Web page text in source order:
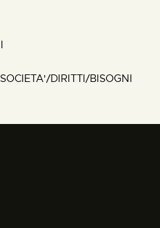
DIRITTI/BISOGNI